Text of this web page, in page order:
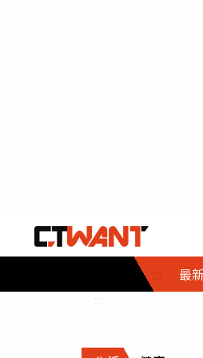
::: 最新
社會首頁
時事
調查
娛